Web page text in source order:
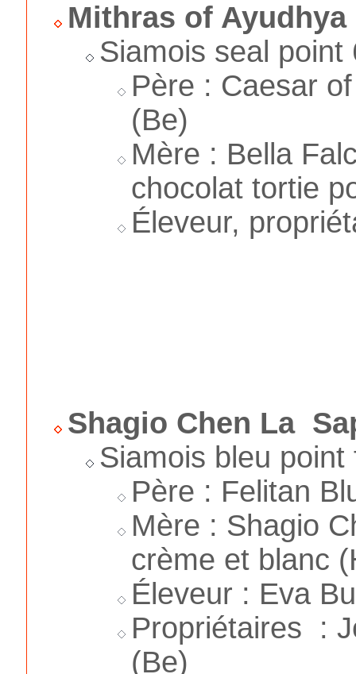
Mithras of Ayudhya
Siamois seal point
Père : Caesar
(Be)
Mère : Bella
chocolat tortie
Éleveur,
Shagio Chen La
Siamois bleu
Père : Felitan
Mère : Shagio
crème et blanc
Éleveur : Eva
Propriétaires :
(Be)